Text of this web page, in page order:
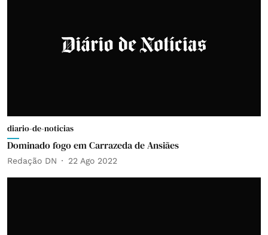
diario-de-noticias
Dominado fogo em Carrazeda de Ansiães
Redação DN 22 Ago 2022